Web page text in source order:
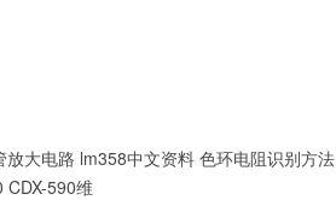
放大电路 lm358中文资料 色环电阻识别方法
CDX-590维